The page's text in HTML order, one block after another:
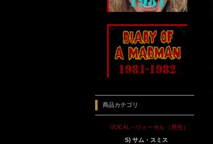
商品カテゴリ
VOCAL - ヴォーカル（男性）
S) サム・スミス